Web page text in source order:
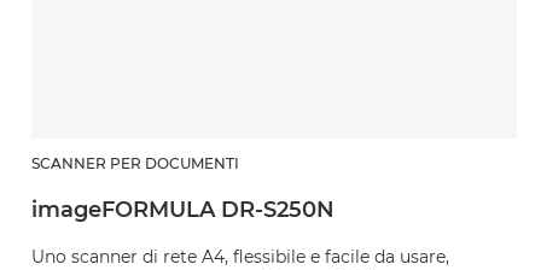
SCANNER PER DOCUMENTI
imageFORMULA DR-S250N
Uno scanner di rete A4, flessibile e facile da usare,